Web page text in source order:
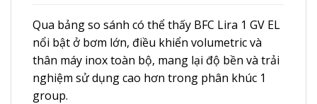
Qua bảng so sánh có thể thấy BFC Lira 1 GV EL
nổi bật ở bơm lớn, điều khiển volumetric và
thân máy inox toàn bộ, mang lại độ bền và trải
nghiệm sử dụng cao hơn trong phân khúc 1
group.